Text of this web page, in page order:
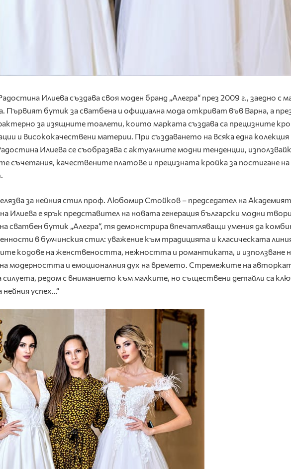
Илиева създава своя моден бранд „Алегра“ през 2009 г., заедно с
Първият бутик за сватбена и официална мода откриват във Варна, а
за изящните тоалети, които марката създава са прецизните
и висококачествени материи. При създаването на всяка една колекция
Илиева се съобразява с актуалните модни тенденции,
съчетания, качествените платове и прецизната кройка за постигане на
за нейния стил проф. Любомир Стойков – председател на
Илиева е ярък представител на новата генерация български модни
сватбен бутик „Алегра“, тя демонстрира впечатляващи умения да
в булчинския стил: уважение към традицията и класическата
кодове на женствеността, нежността и романтиката, и използване
модерността и емоционалния дух на времето. Стремежите на
силуета, редом с вниманието към малките, но съществени детайли са
успех…“